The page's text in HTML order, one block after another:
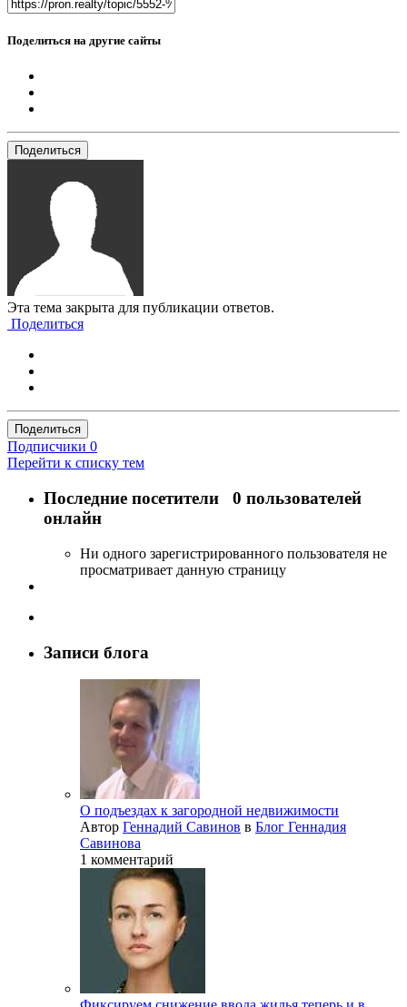
Поделиться на другие сайты
Поделиться
Эта тема закрыта для публикации ответов.
Поделиться
Поделиться
Подписчики 0
Перейти к списку тем
Последние посетители 0 пользователей
онлайн
Ни одного зарегистрированного пользователя не
просматривает данную страницу
Записи блога
О подъездах к загородной недвижимости
Автор Геннадий Савинов в Блог Геннадия
Савинова
1 комментарий